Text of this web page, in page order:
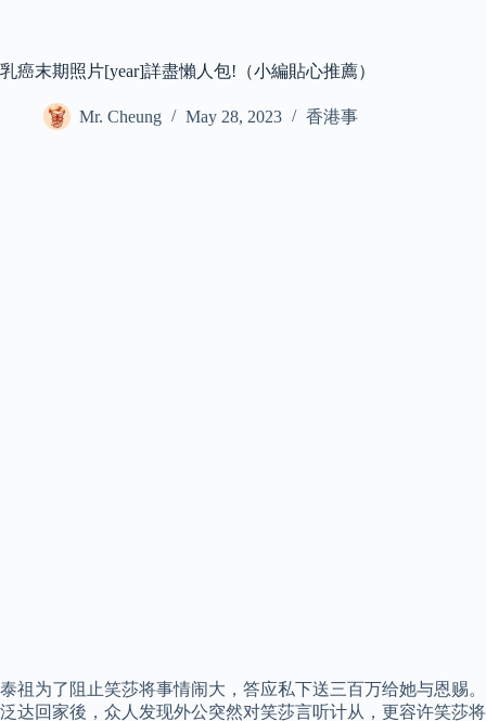
乳癌末期照片[year]詳盡懶人包!（小編貼心推薦）
Mr. Cheung May 28, 2023 香港事
泰祖为了阻止笑莎将事情闹大，答应私下送三百万给她与恩赐。
泛达回家後，众人发现外公突然对笑莎言听计从，更容许笑莎将